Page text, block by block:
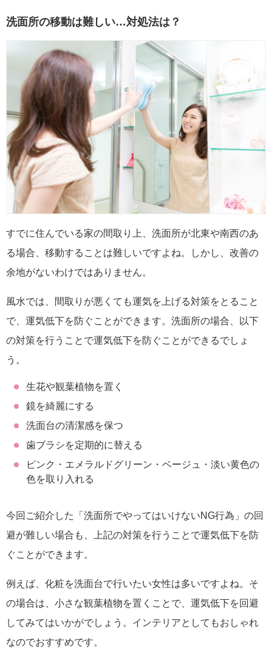
洗面所の移動は難しい…対処法は？
すでに住んでいる家の間取り上、洗面所が北東や南西のあ
る場合、移動することは難しいですよね。しかし、改善の
余地がないわけではありません。
風水では、間取りが悪くても運気を上げる対策をとること
で、運気低下を防ぐことができます。洗面所の場合、以下
の対策を行うことで運気低下を防ぐことができるでしょ
う。
生花や観葉植物を置く
鏡を綺麗にする
洗面台の清潔感を保つ
歯ブラシを定期的に替える
ピンク・エメラルドグリーン・ベージュ・淡い黄色の
色を取り入れる
今回ご紹介した「洗面所でやってはいけないNG行為」の回
避が難しい場合も、上記の対策を行うことで運気低下を防
ぐことができます。
例えば、化粧を洗面台で行いたい女性は多いですよね。そ
の場合は、小さな観葉植物を置くことで、運気低下を回避
してみてはいかがでしょう。インテリアとしてもおしゃれ
なのでおすすめです。